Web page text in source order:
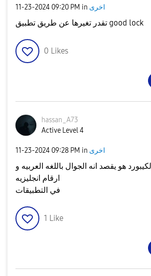
‎11-23-2024 09:20 PM in اخرى
تقدر تغيرها عن طريق تطبيق good lock
0 Likes
hassan_A73
Active Level 4
‎11-23-2024 09:28 PM in اخرى
هو يقصد انه الجوال باللغه العربيه و
ارقام انجليزيه
في التطبيقات
1 Like